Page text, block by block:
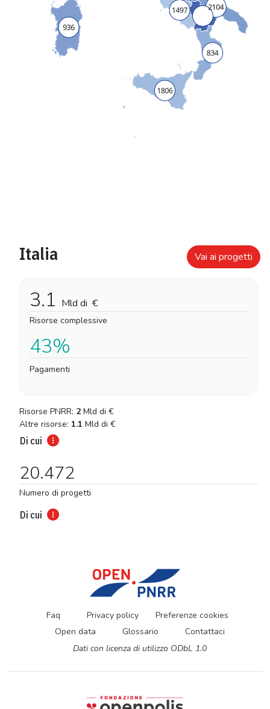
Italia Vai ai progetti
3.1 Mld di €
Risorse complessive
43%
Pagamenti
Risorse PNRR: 2 Mld di €
Altre risorse: 1.1 Mld di €
Di cui
20.472
Numero di progetti
Di cui
Faq Privacy policy
Preferenze cookies
Open data
Glossario
Contattaci
Dati con licenza di utilizzo ODbL 1.0